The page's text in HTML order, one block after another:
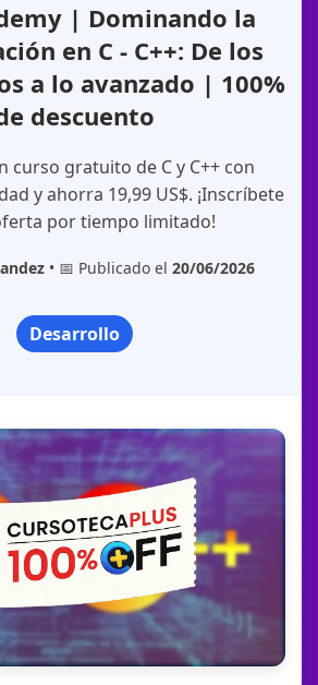
| Dominando la
en C - C++: De los
a lo avanzado | 100%
descuento
curso gratuito de C y C++ con
y ahorra 19,99 US$. ¡Inscríbete
por tiempo limitado!
• 📅 Publicado el 20/06/2026
Desarrollo